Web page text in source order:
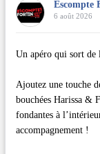
Escompte
6 août 2026
Un apéro qui sort de
Ajoutez une touche
bouchées Harissa &
fondantes à
accompagnement !